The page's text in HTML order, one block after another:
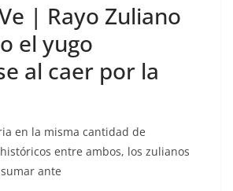
| Rayo Zuliano
el yugo
al caer por la
en la misma cantidad de
entre ambos, los zulianos
ante